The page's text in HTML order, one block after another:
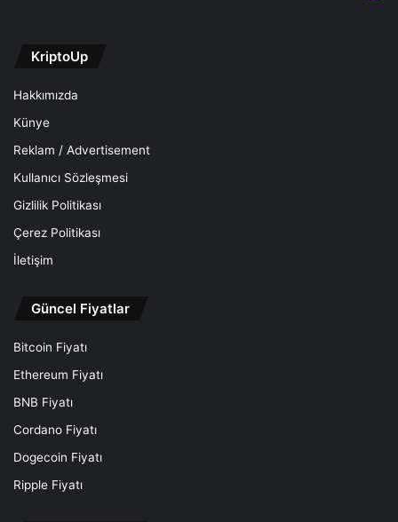
KriptoUp
Hakkımızda
Künye
Reklam / Advertisement
Kullanıcı Sözleşmesi
Gizlilik Politikası
Çerez Politikası
İletişim
Güncel Fiyatlar
Bitcoin Fiyatı
Ethereum Fiyatı
BNB Fiyatı
Cordano Fiyatı
Dogecoin Fiyatı
Ripple Fiyatı